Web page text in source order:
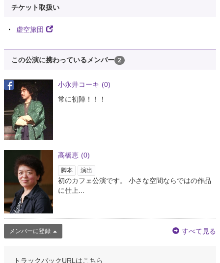
チケット取扱い
虚空旅団
この公演に携わっているメンバー 2
小永井コーキ (0)
常に初陣！！！
高橋恵 (0)
脚本 演出
初のカフェ公演です。 小さな空間ならではの作品
に仕上...
メンバーに登録 すべて見る
トラックバックURLはこちら